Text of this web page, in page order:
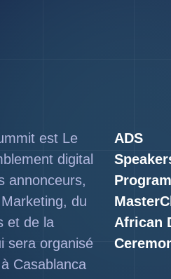
est Le
digital
annonceurs,
du
et de la
sera organisé
Casablanca
ADS
African